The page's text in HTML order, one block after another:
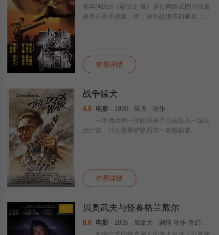
HD
青年阿Ben（梁汉文 饰）通过网络试图寻找最
著名的杀手战狼，终于得到战狼搭档威叔（黄
查看详情
HD中字
战争猛犬
4.0 电影 · 1980 · 英国 · 动作
一名佣兵和一批职业杀手无端卷入一场政
治计谋，计划是要铲除西非一名独裁者。
查看详情
正片 贝奥武夫与怪兽格兰戴尔
8.0 电影 · 2005 · 加拿大 · 剧情 动作 奇幻 冒险